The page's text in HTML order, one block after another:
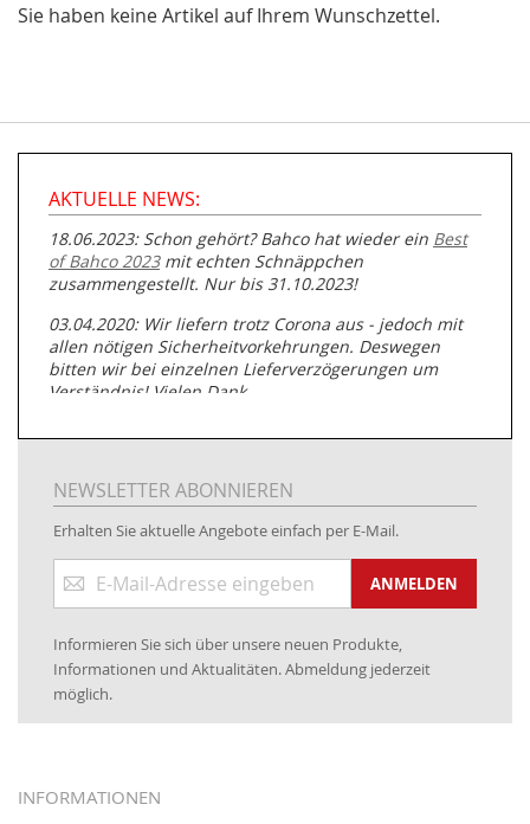
Sie haben keine Artikel auf Ihrem Wunschzettel.
AKTUELLE NEWS:
18.06.2023: Schon gehört? Bahco hat wieder ein Best
of Bahco 2023mit echten Schnäppchen
zusammengestellt. Nur bis 31.10.2023!
03.04.2020: Wir liefern trotz Corona aus - jedoch mit
allen nötigen Sicherheitvorkehrungen. Deswegen
bitten wir bei einzelnen Lieferverzögerungen um
Verständnis! Vielen Dank.
05.07.2019: Neuester Zugang zu unserer
Rohrbearbeitung
01.06.2019: Individuell
bedruckte Kabeltrommeln
www.kabeltrommeln-versand.de/Kabelbedruckung
04.11.2018: Überarbeitung der Corporate Identity (CI)
16.01.2017:JETZT NEU- Visa & MasterCard (inkl.
Maestro)
12.01.2017:JETZT NEU- giropay, SOFORT-Überweisung
05.09.2016: NEUE Topseller bei
NEWSLETTER ABONNIEREN
Erhalten Sie aktuelle Angebote einfach per E-Mail.
zum
ANMELDEN
Informieren Sie sich über unsere neuen Produkte,
Informationen und Aktualitäten. Abmeldung jederzeit
möglich.
INFORMATIONEN